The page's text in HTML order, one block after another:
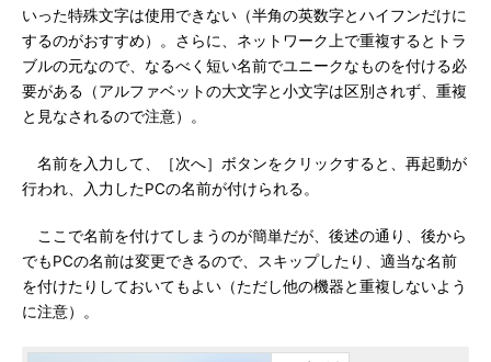
いった特殊文字は使用できない（半角の英数字とハイフンだけに
するのがおすすめ）。さらに、ネットワーク上で重複するとトラ
ブルの元なので、なるべく短い名前でユニークなものを付ける必
要がある（アルファベットの大文字と小文字は区別されず、重複
と見なされるので注意）。
名前を入力して、［次へ］ボタンをクリックすると、再起動が
行われ、入力したPCの名前が付けられる。
ここで名前を付けてしまうのが簡単だが、後述の通り、後から
でもPCの名前は変更できるので、スキップしたり、適当な名前
を付けたりしておいてもよい（ただし他の機器と重複しないよう
に注意）。